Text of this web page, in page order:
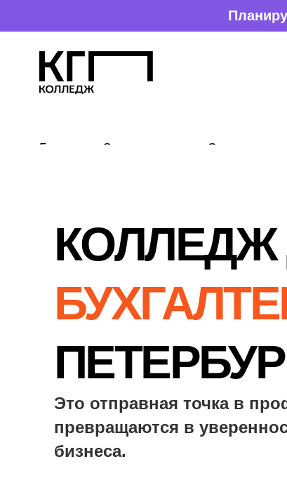
Планируйте
ПЕТЕРБУРГЕ
Это отправная точка в профессии, где
превращаются в уверенность и
бизнеса.
ПОЛУЧИТЬ КОНСУЛЬТАЦИЮ